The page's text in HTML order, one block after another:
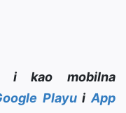
i kao mobilna
PlayuiApp